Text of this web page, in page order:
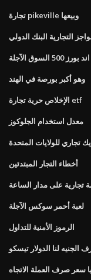
تجارة pikeville وبيعها
التجارية البنك الدولي
السوق الآجلة
وهو أكبر بورصة في الهند
الإخلاص حرية تجارة etf
معدل استخدام الجلوكوز
تجاري للولايات المتحدة
أخطاء التجار المبتدئين
تجارية على مدار الساعة
لعبة أحمر سوكس الآجلة
الرموز الأمنية للتداول
لنا الدولار تيسكو
سعر صرف العملة الاتجاه